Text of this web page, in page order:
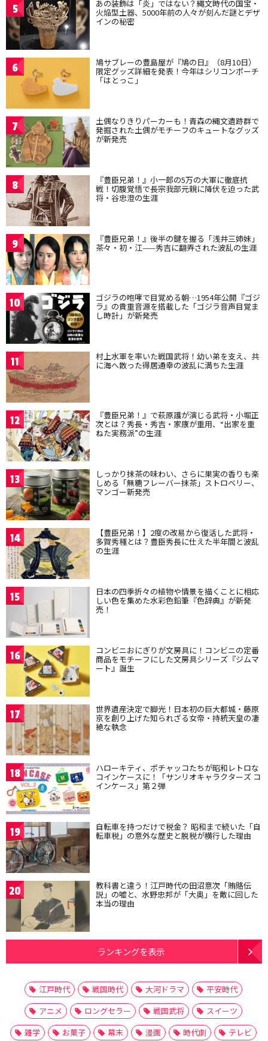
5 あの装飾は「炎」ではない？縄文時代の国宝・
火焔型土器、5000年前の人々が刻んだ謎とデザ
インの秘密
6 鳩サブレーの豊島屋が『鳩の日』（8月10日）
限定グッズ詳細を発表！今年はシリコンポーチ
「はとっこ」
7 土偶なりきりパーカーも！青森の縄文遺跡群で
発掘された土偶がモチーフのキュートなグッズ
が新発売
8 『豊臣兄弟！』小一郎の5万の大軍に徹底抗
戦！切腹覚悟で長宗我部元親に降伏を迫った武
将・谷忠澄の生涯
9 『豊臣兄弟！』後半の鍵を握る「浅井三姉妹」
茶々・初・江——秀吉に翻弄された波乱の生涯
10 ゴジラの咆哮で目覚める朝…1954年公開『ゴジ
ラ』の貴重音源を搭載した「ゴジラ音声目覚ま
し時計」が新発売
11 村上水軍を率いた戦国武将！幼い弟を支え、共
に海へ散った得居通幸の波乱に満ちた生涯
12 『豊臣兄弟！』で萩原護が演じる武将・小堀正
次とは？秀長・秀吉・家康が重用、“出家を重
ねた実務派”の生涯
13 しっかり抹茶の味わい、さらに果実の香りも楽
しめる「無糖フレーバー抹茶」ストロベリー、
マンゴー新発売
14 【豊臣兄弟！】2度の改易から復活した武将・
多賀秀種とは？豊臣秀長に仕えた半年間と波乱
の生涯
15 日本の四季折々の植物や情景を描くことに相応
しい色を集めた水彩色鉛筆『色辞典』が新発
売！
16 コンビニおにぎりが文房具に！コンビニの定番
商品をモチーフにした文房具シリーズ『ジムマ
ート』誕生
17 世界遺産決定で脚光！日本初の巨大都城・藤原
京を創り上げた知られざる女帝・持統天皇の凄
絶な執念
18 ハローキティ、ポチャッコたちが昭和レトロな
コインケースに！「サンリオキャラクターズ コ
インケース」第２弾
19 自転車を持つだけで税金？ 昭和まで続いた「自
転車税」の意外な歴史と脱税が横行した理由
20 教科書と違う！江戸時代の田沼意次「賄賂伝
説」の嘘と、水野忠邦が「大奥」を敵に回した
本当の理由
ランキングを表示
江戸時代 戦国時代 大河ドラマ
平安時代
アニメ
ロングセラー 戦国武将
スイーツ
雑学
お菓子 幕末 漫画 時代劇
テレビ